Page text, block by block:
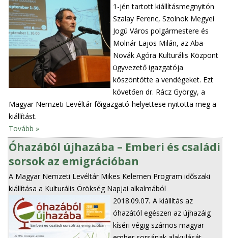
1-jén tartott kiállításmegnyitón
Szalay Ferenc, Szolnok Megyei
Jogú Város polgármestere és
Molnár Lajos Milán, az Aba-
Novák Agóra Kulturális Központ
ügyvezető igazgatója
köszöntötte a vendégeket. Ezt
követően dr. Rácz György, a
Magyar Nemzeti Levéltár főigazgató-helyettese nyitotta meg a
kiállítást.
Tovább »
Óhazából újhazába – Emberi és családi
sorsok az emigrációban
A Magyar Nemzeti Levéltár Mikes Kelemen Program időszaki
kiállítása a Kulturális Örökség Napjai alkalmából
2018.09.07. A kiállítás az
óhazától egészen az újhazáig
kíséri végig számos magyar